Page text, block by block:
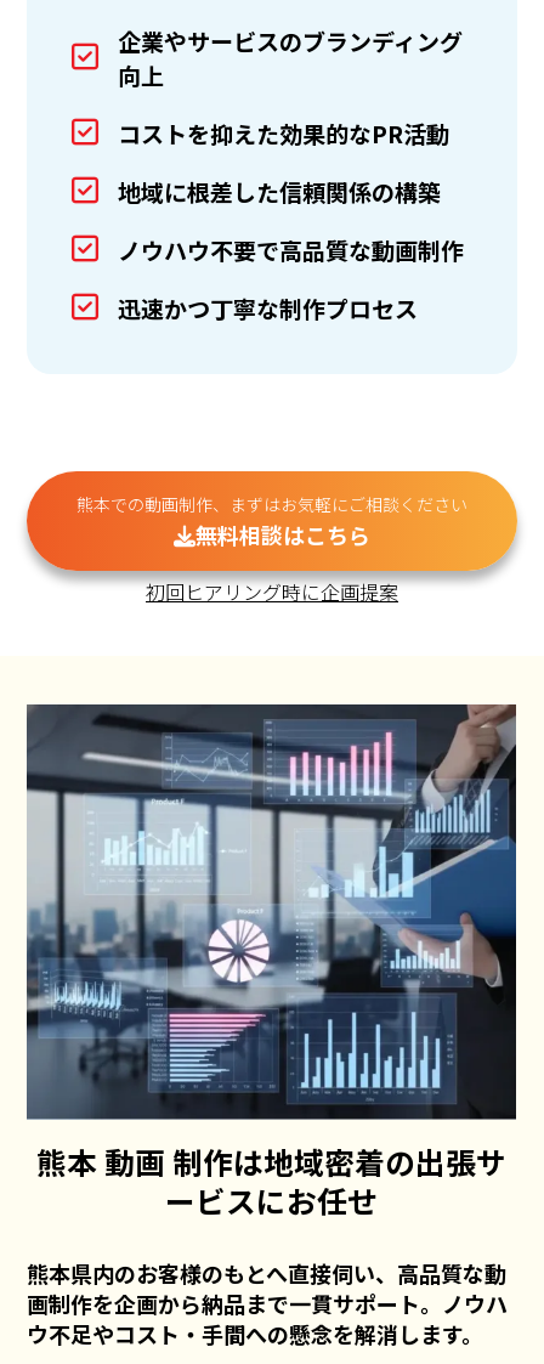
企業やサービスのブランディング
向上
コストを抑えた効果的なPR活動
地域に根差した信頼関係の構築
ノウハウ不要で高品質な動画制作
迅速かつ丁寧な制作プロセス
熊本での動画制作、まずはお気軽にご相談ください
無料相談はこちら
初回ヒアリング時に企画提案
熊本 動画 制作は地域密着の出張サ
ービスにお任せ
熊本県内のお客様のもとへ直接伺い、高品質な動
画制作を企画から納品まで一貫サポート。ノウハ
ウ不足やコスト・手間への懸念を解消します。